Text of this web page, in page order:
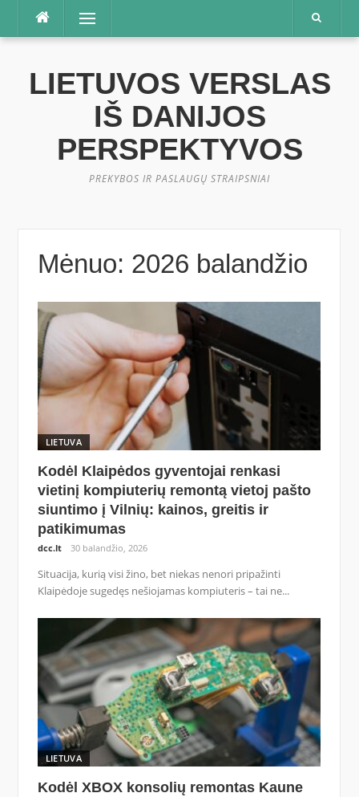
Praleisti
Meniu
LIETUVOS VERSLAS
IŠ DANIJOS
PERSPEKTYVOS
PREKYBOS IR PASLAUGŲ STRAIPSNIAI
Mėnuo: 2026 balandžio
LIETUVA
Kodėl Klaipėdos gyventojai renkasi
vietinį kompiuterių remontą vietoj pašto
siuntimo į Vilnių: kainos, greitis ir
patikimumas
dcc.lt 30 balandžio, 2026
Situacija, kurią visi žino, bet niekas nenori pripažinti
Klaipėdoje sugedęs nešiojamas kompiuteris – tai ne...
LIETUVA
Kodėl XBOX konsolių remontas Kaune